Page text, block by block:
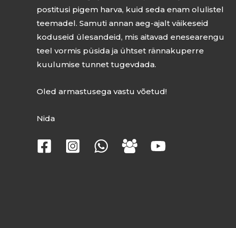
postitusi pigem harva, kuid seda enam olulistel
teemadel. Samuti annan aeg-ajalt väikeseid
koduseid ülesandeid, mis aitavad enesearengu
teel vormis püsida ja ühtset rännakuperre
kuulumise tunnet tugevdada.
Oled armastusega vastu võetud!
Nida